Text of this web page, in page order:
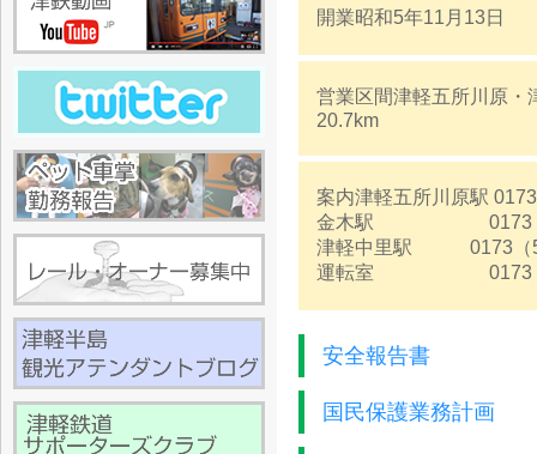
開業昭和5年11月13日
営業区間津軽五所川原
20.7km
案内津軽五所川原駅
金木駅 0173（
津軽中里駅 0173（
運転室 0173（
安全報告書
国民保護業務計画